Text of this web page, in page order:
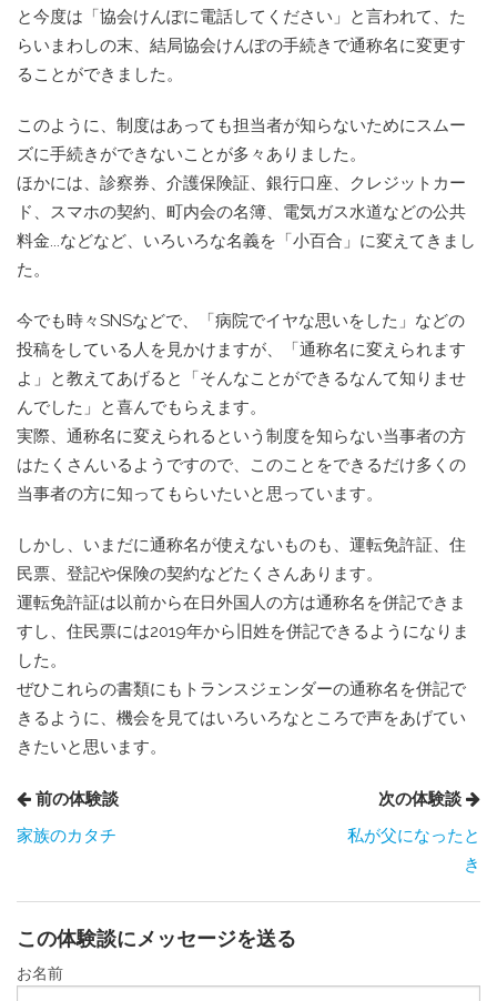
と今度は「協会けんぽに電話してください」と言われて、た
らいまわしの末、結局協会けんぽの手続きで通称名に変更す
ることができました。
このように、制度はあっても担当者が知らないためにスムー
ズに手続きができないことが多々ありました。
ほかには、診察券、介護保険証、銀行口座、クレジットカー
ド、スマホの契約、町内会の名簿、電気ガス水道などの公共
料金...などなど、いろいろな名義を「小百合」に変えてきまし
た。
今でも時々SNSなどで、「病院でイヤな思いをした」などの
投稿をしている人を見かけますが、「通称名に変えられます
よ」と教えてあげると「そんなことができるなんて知りませ
んでした」と喜んでもらえます。
実際、通称名に変えられるという制度を知らない当事者の方
はたくさんいるようですので、このことをできるだけ多くの
当事者の方に知ってもらいたいと思っています。
しかし、いまだに通称名が使えないものも、運転免許証、住
民票、登記や保険の契約などたくさんあります。
運転免許証は以前から在日外国人の方は通称名を併記できま
すし、住民票には2019年から旧姓を併記できるようになりま
した。
ぜひこれらの書類にもトランスジェンダーの通称名を併記で
きるように、機会を見てはいろいろなところで声をあげてい
きたいと思います。
前の体験談
家族のカタチ
次の体験談
私が父になったと
き
この体験談にメッセージを送る
お名前